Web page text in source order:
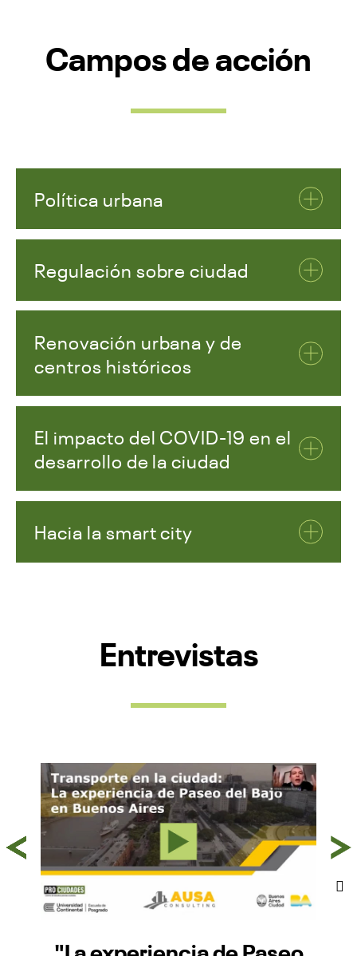
Campos de acción
Política urbana
Regulación sobre ciudad
Renovación urbana y de
centros históricos
El impacto del COVID-19 en el
desarrollo de la ciudad
Hacia la smart city
Entrevistas